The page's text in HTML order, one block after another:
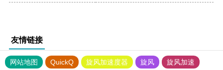
友情链接
网站地图 QuickQ 旋风加速度器 旋风 旋风加速